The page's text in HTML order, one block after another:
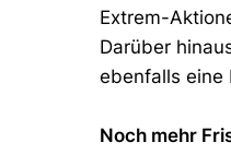
Extrem-
Darüber
ebenfalls eine
Noch mehr